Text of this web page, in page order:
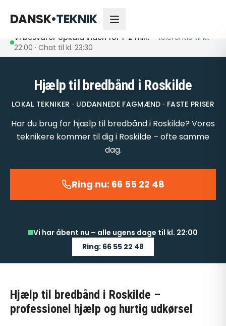
DANSK•TEKNIK
Åbent nu
Vi besvarer opkald inden for 1-2 min. – telefontid til kl.
22:00 · Chat til kl. 23:30
Hjælp til bredbånd i Roskilde
LOKAL TEKNIKER · UDDANNEDE FAGMÆND · FASTE PRISER
Har du brug for hjælp til bredbånd i Roskilde? Vores
teknikere kommer til dig i Roskilde – ofte samme
dag.
Ring nu: 66 55 22 48
Vi har åbent nu – alle ugens dage til kl. 22:00
Ring: 66 55 22 48
Hjælp til bredbånd i Roskilde –
professionel hjælp og hurtig udkørsel